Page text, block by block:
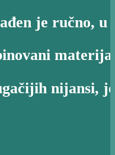
je ručno,
nijansi,